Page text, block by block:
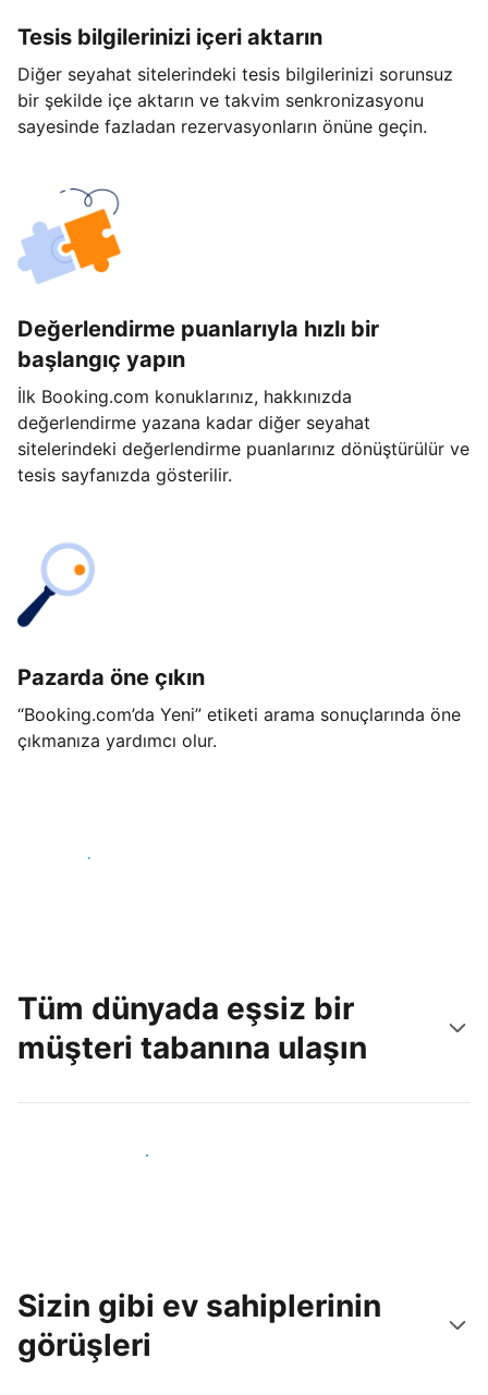
Tesis bilgilerinizi içeri aktarın
Diğer seyahat sitelerindeki tesis bilgilerinizi sorunsuz
bir şekilde içe aktarın ve takvim senkronizasyonu
sayesinde fazladan rezervasyonların önüne geçin.
Değerlendirme puanlarıyla hızlı bir
başlangıç yapın
İlk Booking.com konuklarınız, hakkınızda
değerlendirme yazana kadar diğer seyahat
sitelerindeki değerlendirme puanlarınız dönüştürülür ve
tesis sayfanızda gösterilir.
Pazarda öne çıkın
“Booking.com’da Yeni” etiketi arama sonuçlarında öne
çıkmanıza yardımcı olur.
Hemen başla
Tüm dünyada eşsiz bir
müşteri tabanına ulaşın
Hemen yeni konuklara ulaş
Sizin gibi ev sahiplerinin
görüşleri